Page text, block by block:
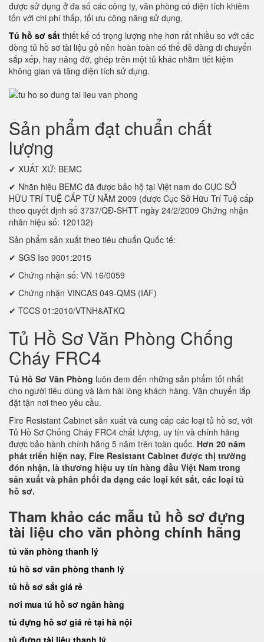
được sử dụng ở đa số các công ty, văn phòng có diện tích khiêm
tốn với chi phí thấp, tối ưu công năng sử dụng.
Tủ hồ sơ sắt thiết kế có trọng lượng nhẹ hơn rất nhiều so với các
dòng tủ hồ sơ tài liệu gỗ nên hoàn toàn có thể dễ dàng di chuyển
sắp xếp, hay nâng đỡ, ghép trên một tủ khác nhằm tiết kiệm
không gian và tăng diện tích sử dụng.
Sản phẩm đạt chuẩn chất
lượng
✔ XUẤT XỨ: BEMC
✔ Nhãn hiệu BEMC đã được bảo hộ tại Việt nam do CỤC SỞ
HỮU TRÍ TUỆ CẤP TỪ NĂM 2009 (được Cục Sở Hữu Trí Tuệ cấp
theo quyết định số 3737/QĐ-SHTT ngày 24/2/2009 Chứng nhận
nhãn hiệu số: 120132)
Sản phẩm sản xuất theo tiêu chuẩn Quốc tế:
✔ SGS Iso 9001:2015
✔ Chứng nhận số: VN 16/0059
✔ Chứng nhận VINCAS 049-QMS (IAF)
✔ TCCS 01:2010/VTNH&ATKQ
Tủ Hồ Sơ Văn Phòng Chống
Cháy FRC4
Tủ Hồ Sơ Văn Phòng luôn đem đến những sản phẩm tốt nhất
cho người tiêu dùng và làm hài lòng khách hàng. Vận chuyển lắp
đặt tận nơi theo yêu cầu.
Fire Resistant Cabinet sản xuất và cung cấp các loại tủ hồ sơ, với
Tủ Hồ Sơ Chống Cháy FRC4 chất lượng, uy tín và chính hãng
được bảo hành chính hãng 5 năm trên toàn quốc. Hơn 20 năm
phát triển hiện nay, Fire Resistant Cabinet được thị trường
đón nhận, là thương hiệu uy tín hàng đầu Việt Nam trong
sản xuất và phân phối đa dạng các loại két sắt, các loại tủ
hồ sơ.
Tham khảo các mẫu tủ hồ sơ đựng
tài liệu cho văn phòng chính hãng
tủ văn phòng thanh lý
tủ hồ sơ văn phòng thanh lý
tủ hồ sơ sắt giá rẻ
nơi mua tủ hồ sơ ngân hàng
tủ đựng hồ sơ giá rẻ tại hà nội
tủ đựng tài liệu thanh lý